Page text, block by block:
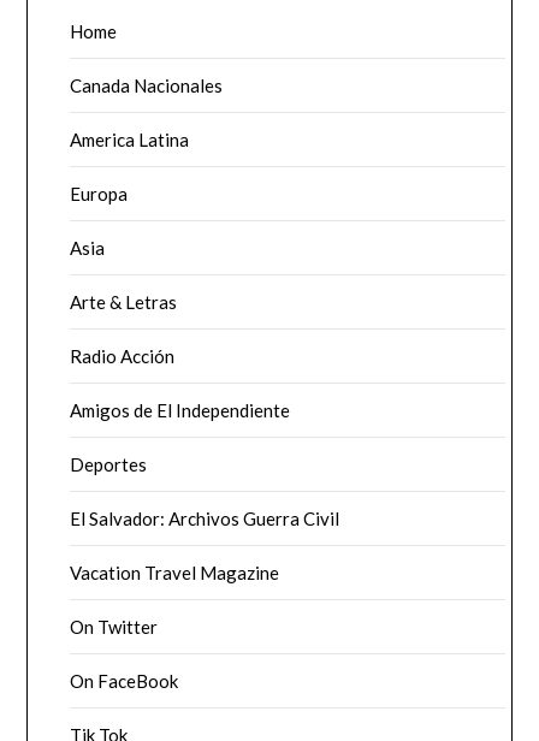
Home
Canada Nacionales
America Latina
Europa
Asia
Arte & Letras
Radio Acción
Amigos de El Independiente
Deportes
El Salvador: Archivos Guerra Civil
Vacation Travel Magazine
On Twitter
On FaceBook
Tik Tok